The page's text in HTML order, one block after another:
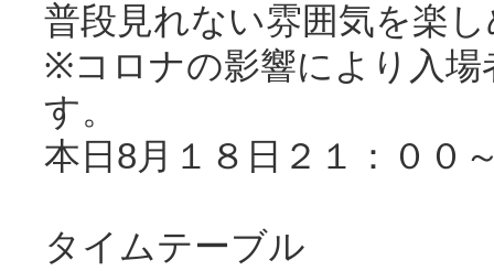
普段見れない雰囲気を楽
※コロナの影響により入
す。
本日8月１８日２１：００
タイムテーブル